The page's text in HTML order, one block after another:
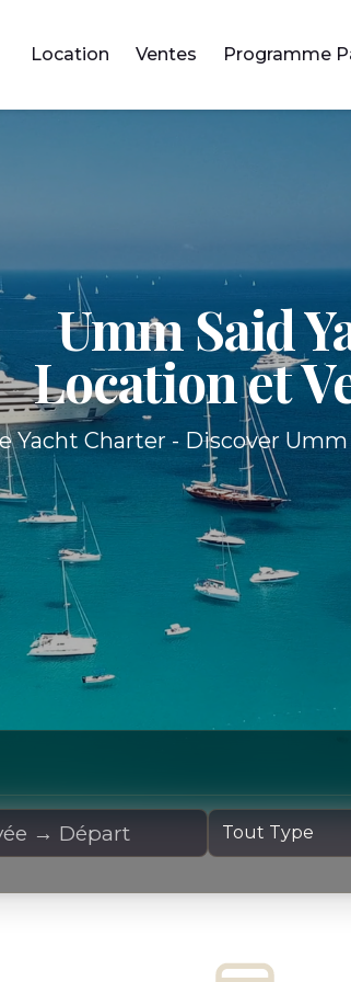
Location Ventes Programme
Umm Said
Location et
Yacht Charter - Discover
Type de yacht